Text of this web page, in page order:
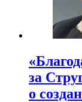
за
о